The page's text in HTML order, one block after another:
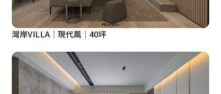
灣岸VILLA│現代風│40坪